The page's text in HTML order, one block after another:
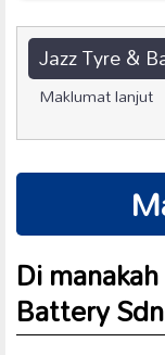
Jazz Tyre &
Maklumat lanjut
Di
Battery